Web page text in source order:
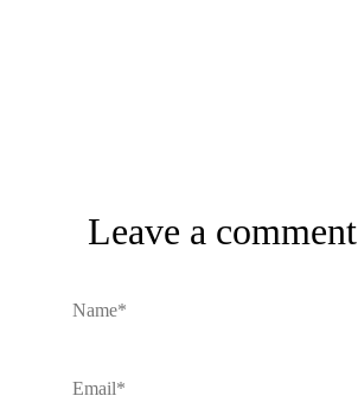
Leave a comment